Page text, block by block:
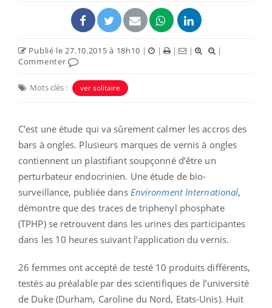
Publié le 27.10.2015 à 18h10 | | | |
|
Commenter
Mots clés : ver solitaire
C'est une étude qui va sûrement calmer les accros des
bars à ongles. Plusieurs marques de vernis à ongles
contiennent un plastifiant soupçonné d’être un
perturbateur endocrinien. Une étude de bio-
surveillance, publiée dans Environment International,
démontre que des traces de triphenyl phosphate
(TPHP) se retrouvent dans les urines des participantes
dans les 10 heures suivant l’application du vernis.
26 femmes ont accepté de testé 10 produits différents,
testés au préalable par des scientifiques de l’université
de Duke (Durham, Caroline du Nord, Etats-Unis). Huit